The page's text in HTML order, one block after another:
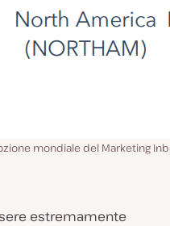
mondiale del Marketing
estremamente